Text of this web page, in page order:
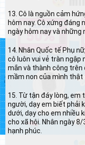
13. Cô là nguồn cảm
hôm nay. Cô xứng
ngày hôm nay và những
14. Nhân Quốc tế Phụ
cô luôn vui vẻ tràn ngập
mắn và thành công trên
mầm non của mình
15. Từ tận đáy lòng, em
người, dạy em biết phải
dưới, dạy cho em nhiều
cho xã hội. Nhân ngày
hạnh phúc.